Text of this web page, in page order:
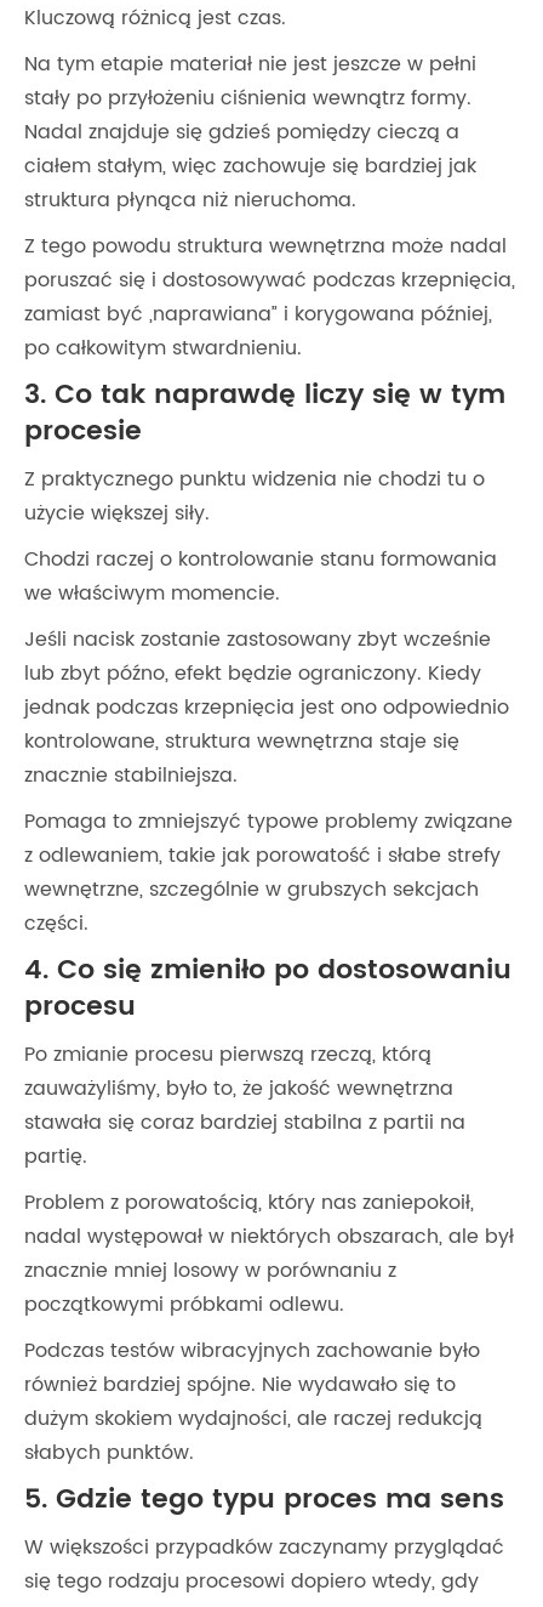
Kluczową różnicą jest czas.
Na tym etapie materiał nie jest jeszcze w pełni
stały po przyłożeniu ciśnienia wewnątrz formy.
Nadal znajduje się gdzieś pomiędzy cieczą a
ciałem stałym, więc zachowuje się bardziej jak
struktura płynąca niż nieruchoma.
Z tego powodu struktura wewnętrzna może nadal
poruszać się i dostosowywać podczas krzepnięcia,
zamiast być „naprawiana” i korygowana później,
po całkowitym stwardnieniu.
3. Co tak naprawdę liczy się w tym
procesie
Z praktycznego punktu widzenia nie chodzi tu o
użycie większej siły.
Chodzi raczej o kontrolowanie stanu formowania
we właściwym momencie.
Jeśli nacisk zostanie zastosowany zbyt wcześnie
lub zbyt późno, efekt będzie ograniczony. Kiedy
jednak podczas krzepnięcia jest ono odpowiednio
kontrolowane, struktura wewnętrzna staje się
znacznie stabilniejsza.
Pomaga to zmniejszyć typowe problemy związane
z odlewaniem, takie jak porowatość i słabe strefy
wewnętrzne, szczególnie w grubszych sekcjach
części.
4. Co się zmieniło po dostosowaniu
procesu
Po zmianie procesu pierwszą rzeczą, którą
zauważyliśmy, było to, że jakość wewnętrzna
stawała się coraz bardziej stabilna z partii na
partię.
Problem z porowatością, który nas zaniepokoił,
nadal występował w niektórych obszarach, ale był
znacznie mniej losowy w porównaniu z
początkowymi próbkami odlewu.
Podczas testów wibracyjnych zachowanie było
również bardziej spójne. Nie wydawało się to
dużym skokiem wydajności, ale raczej redukcją
słabych punktów.
5. Gdzie tego typu proces ma sens
W większości przypadków zaczynamy przyglądać
się tego rodzaju procesowi dopiero wtedy, gdy